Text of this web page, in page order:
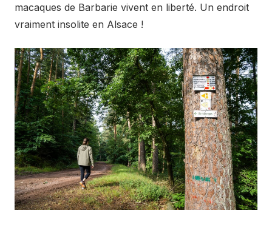
macaques de Barbarie vivent en liberté. Un endroit
vraiment insolite en Alsace !